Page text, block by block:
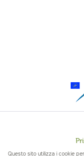
QUALITÀ DELL'ALTO
Questo sito utilizza i cookie